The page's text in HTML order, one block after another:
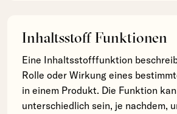
Inhaltsstoff Funktionen
Eine Inhaltsstofffunktion
Rolle oder Wirkung eines
in einem Produkt. Die Funktion
unterschiedlich sein, je nachdem,